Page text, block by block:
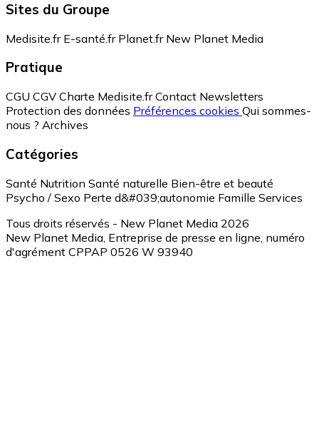
Sites du Groupe
Medisite.fr E-santé.fr Planet.fr New Planet Media
Pratique
CGU CGV Charte Medisite.fr Contact Newsletters
Protection des données Préférences cookies Qui sommes-
nous ? Archives
Catégories
Santé Nutrition Santé naturelle Bien-être et beauté
Psycho / Sexo Perte d&#039;autonomie Famille Services
Tous droits réservés - New Planet Media 2026
New Planet Media, Entreprise de presse en ligne, numéro
d'agrément CPPAP 0526 W 93940